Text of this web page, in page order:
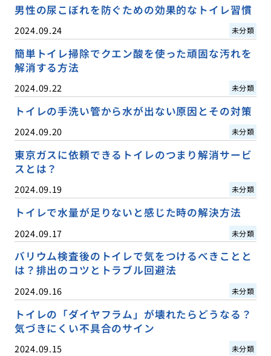
男性の尿こぼれを防ぐための効果的なトイレ習慣
2024.09.24 未分類
簡単トイレ掃除でクエン酸を使った頑固な汚れを
解消する方法
2024.09.22 未分類
トイレの手洗い管から水が出ない原因とその対策
2024.09.20 未分類
東京ガスに依頼できるトイレのつまり解消サービ
スとは？
2024.09.19 未分類
トイレで水量が足りないと感じた時の解決方法
2024.09.17 未分類
バリウム検査後のトイレで気をつけるべきことと
は？排出のコツとトラブル回避法
2024.09.16 未分類
トイレの「ダイヤフラム」が壊れたらどうなる？
気づきにくい不具合のサイン
2024.09.15 未分類